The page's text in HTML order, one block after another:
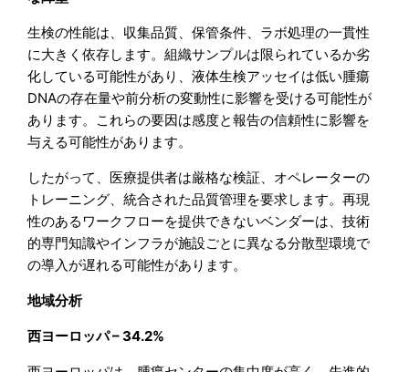
生検の性能は、収集品質、保管条件、ラボ処理の一貫性
に大きく依存します。組織サンプルは限られているか劣
化している可能性があり、液体生検アッセイは低い腫瘍
DNAの存在量や前分析の変動性に影響を受ける可能性が
あります。これらの要因は感度と報告の信頼性に影響を
与える可能性があります。
したがって、医療提供者は厳格な検証、オペレーターの
トレーニング、統合された品質管理を要求します。再現
性のあるワークフローを提供できないベンダーは、技術
的専門知識やインフラが施設ごとに異なる分散型環境で
の導入が遅れる可能性があります。
地域分析
西ヨーロッパ – 34.2%